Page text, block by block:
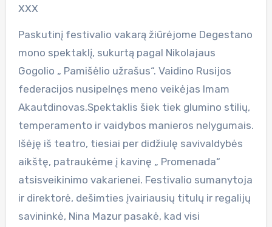
XXX
Paskutinį festivalio vakarą žiūrėjome Degestano
mono spektaklį, sukurtą pagal Nikolajaus
Gogolio „ Pamišėlio užrašus“. Vaidino Rusijos
federacijos nusipelnęs meno veikėjas Imam
Akautdinovas.Spektaklis šiek tiek glumino stilių,
temperamento ir vaidybos manieros nelygumais.
Išėję iš teatro, tiesiai per didžiulę savivaldybės
aikštę, patraukėme į kavinę „ Promenada“
atsisveikinimo vakarienei. Festivalio sumanytoja
ir direktorė, dešimties įvairiausių titulų ir regalijų
savininkė, Nina Mazur pasakė, kad visi